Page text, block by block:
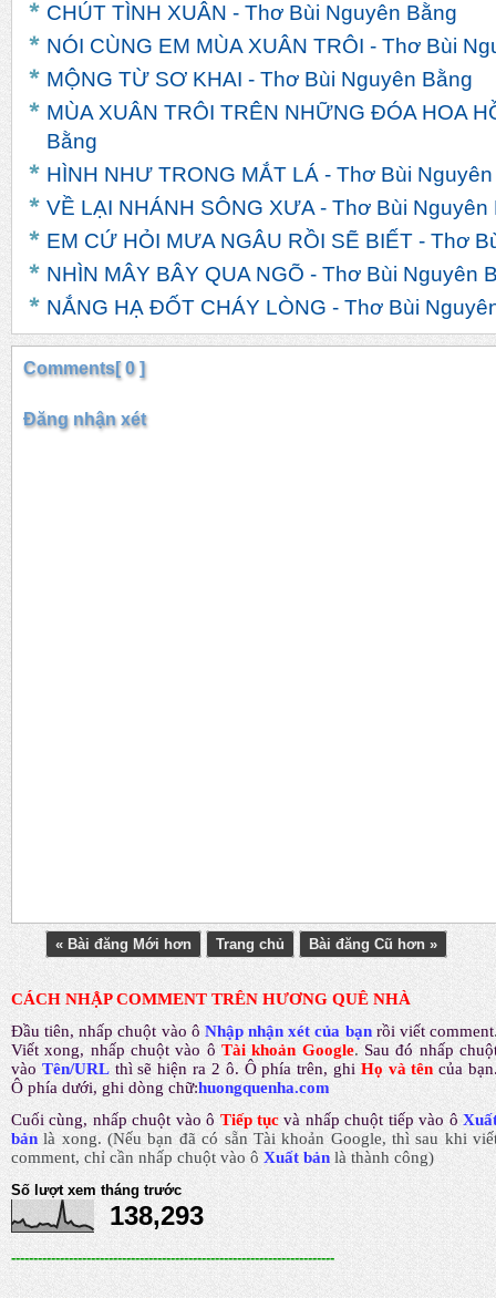
CHÚT TÌNH XUÂN - Thơ Bùi Nguyên Bằng
NÓI CÙNG EM MÙA XUÂN TRÔI - Thơ Bùi
MỘNG TỪ SƠ KHAI - Thơ Bùi Nguyên Bằng
MÙA XUÂN TRÔI TRÊN NHỮNG ĐÓA HOA
Bằng
HÌNH NHƯ TRONG MẮT LÁ - Thơ Bùi
VỀ LẠI NHÁNH SÔNG XƯA - Thơ Bùi Nguyên
EM CỨ HỎI MƯA NGÂU RỒI SẼ BIẾT - Thơ
NHÌN MÂY BÂY QUA NGÕ - Thơ Bùi Nguyên
NẮNG HẠ ĐỐT CHÁY LÒNG - Thơ Bùi
Comments[ 0 ]
Đăng nhận xét
« Bài đăng Mới hơn Trang chủ Bài đăng Cũ hơn »
CÁCH NHẬP COMMENT TRÊN HƯƠNG QUÊ NHÀ
Đầu tiên, nhấp chuột vào ô Nhập nhận xét của bạn rồi viết comment
Viết xong, nhấp chuột vào ô Tài khoản Google. Sau đó nhấp
vào Tên/URL thì sẽ hiện ra 2 ô. Ô phía trên, ghi Họ và tên của
Ô phía dưới, ghi dòng chữ:huongquenha.com
Cuối cùng, nhấp chuột vào ô Tiếp tục và nhấp chuột tiếp vào ô
bản là xong.(Nếu bạn đã có sẵn Tài khoản Google, thì sau khi
comment, chỉ cần nhấp chuột vào ô Xuất bản là thành công)
Số lượt xem tháng trước
138,293
-------------------------------------------------------------------------